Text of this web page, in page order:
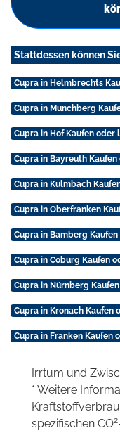
Stattdessen können
Cupra in Helmbrechts
Cupra in Münchberg
Cupra in Hof Kaufen oder
Cupra in Bayreuth Kaufen
Cupra in Kulmbach
Cupra in Oberfranken
Cupra in Bamberg
Cupra in Coburg Kaufen
Cupra in Nürnberg
Cupra in Kronach Kaufen
Cupra in Franken Kaufen
Irrtum und
* Weitere
spezifischen CO2